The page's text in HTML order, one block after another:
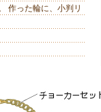
作った輪に、小判リ